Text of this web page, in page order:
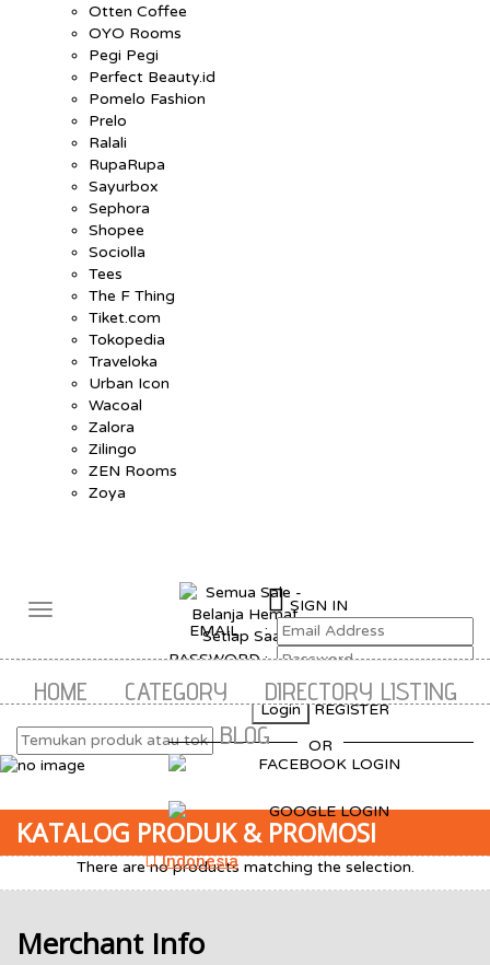
Otten Coffee
OYO Rooms
Pegi Pegi
Perfect Beauty.id
Pomelo Fashion
Prelo
Ralali
RupaRupa
Sayurbox
Sephora
Shopee
Sociolla
Tees
The F Thing
Tiket.com
Tokopedia
Traveloka
Urban Icon
Wacoal
Zalora
Zilingo
ZEN Rooms
Zoya
Toggle
SIGN IN
EMAIL
:
PASSWORD:
FORGOT YOUR PASSWORD?
Login
REGISTER
OR
Indonesia
HOME CATEGORY
DIRECTORY LISTING
BLOG
KATALOG PRODUK & PROMOSI
There are no products matching the selection.
Merchant Info